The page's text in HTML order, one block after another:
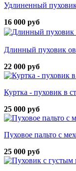
Удлиненный
16 000 руб
Длинный пуховик
22 000 руб
Куртка - пуховик в
25 000 руб
Пуховое пальто с
25 000 руб